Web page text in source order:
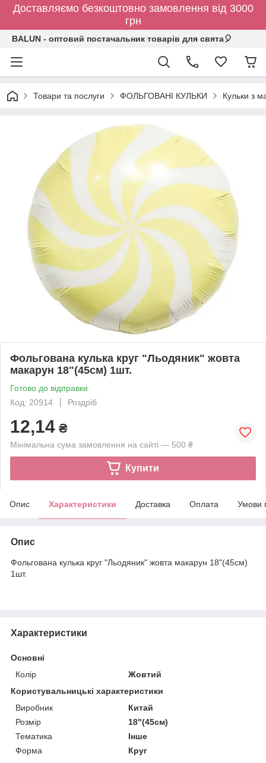
Доставляємо безкоштовно замовлення від 3000
грн
BALUN - оптовий постачальник товарів для свята🎈
Товари та послуги ФОЛЬГОВАНІ КУЛЬКИ Кульки з
Фольгована кулька круг "Льодяник" жовта
макарун 18"(45см) 1шт.
Готово до відправки
Код: 20914
Роздріб
12,14 ₴
Мінімальна сума замовлення на сайті — 500 ₴
Купити
Опис Характеристики Доставка Оплата Умови
Опис
Фольгована кулька круг "Льодяник" жовта макарун 18"(45см)
1шт.
Характеристики
Основні
Колір
Жовтий
Користувальницькі характеристики
Виробник
Китай
Розмір
18"(45см)
Тематика
Інше
Форма
Круг